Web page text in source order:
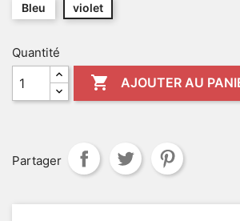
Bleu violet
Quantité
 AJOUTER AU
Partager